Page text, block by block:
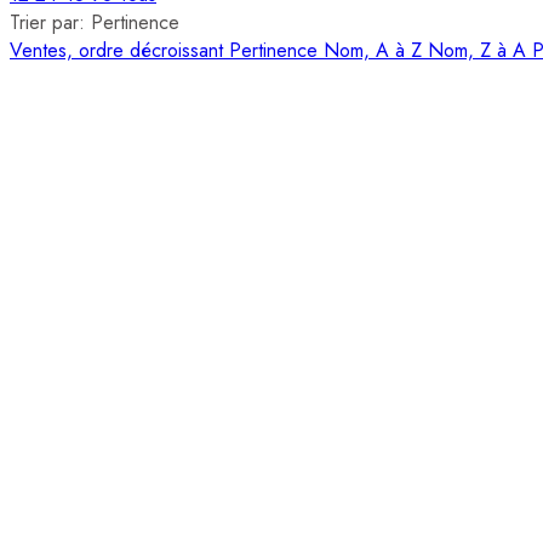
Trier par: Pertinence
Ventes, ordre décroissant Pertinence Nom, A à Z Nom, Z à A